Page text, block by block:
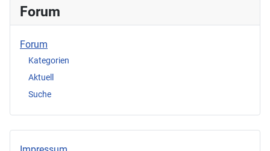
Forum
Forum
Kategorien
Aktuell
Suche